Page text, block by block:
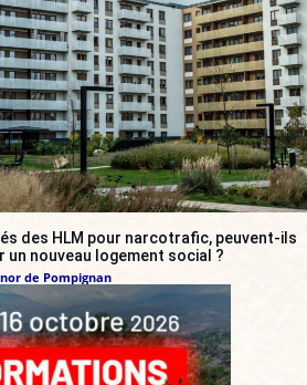
des HLM pour narcotrafic, peuvent-ils
un nouveau logement social ?
de Pompignan